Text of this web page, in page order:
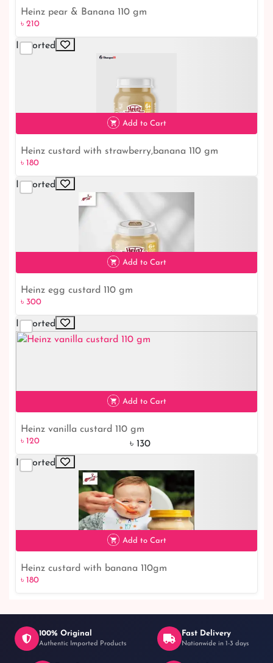
৳ 210
Heinz pear & Banana 110 gm
৳ 210
Imported
৳ 180
Add to Cart
Heinz custard with strawberry,banana 110 gm
৳ 180
Imported
৳ 300
Add to Cart
Heinz egg custard 110 gm
৳ 300
Imported
৳ 1208% off
Add to Cart
Heinz vanilla custard 110 gm
৳ 120
৳ 130
Imported
Add to Cart
Heinz custard with banana 110gm
৳ 180
100% Original
Authentic Imported Products
Fast Delivery
Nationwide in 1-3 days